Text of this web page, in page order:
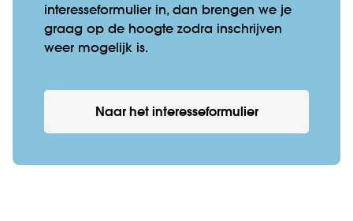
interesseformulier in, dan brengen we je
graag op de hoogte zodra inschrijven
weer mogelijk is.
Naar het interesseformulier